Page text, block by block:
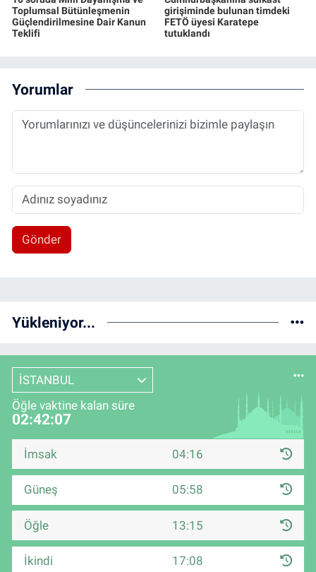
Toplumsal Bütünleşmenin
Güçlendirilmesine Dair Kanun
Teklifi
girişiminde bulunan timdeki
FETÖ üyesi Karatepe
tutuklandı
Yorumlar
Gönder
Yükleniyor...
İSTANBUL
Öğle vaktine kalan süre
02:42:07
İmsak 04:16
Güneş 05:58
Öğle 13:15
İkindi 17:08